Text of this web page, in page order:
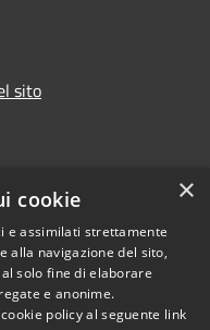
sito
© 2026 • Town of •
×
cookie
e assimilati strettamente
alla navigazione del sito,
solo fine di elaborare
e anonime.
policy al seguente link